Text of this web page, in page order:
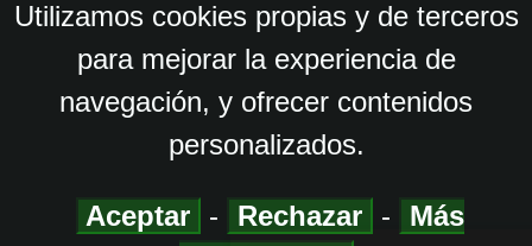
Utilizamos cookies propias y de terceros
para mejorar la experiencia de
navegación, y ofrecer contenidos
personalizados.
Aceptar - Rechazar -
Más